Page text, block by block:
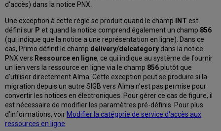
d'accès) dans la notice PNX.
Une exception à cette règle se produit quand le champ INT est
défini sur P et quand la notice comprend également un champ 856
(qui indique que la notice a une représentation en ligne). Dans ce
cas, Primo définit le champ delivery/delcategory dans la notice
PNX vers Ressource en ligne, ce qui indique au système de fournir
un lien vers la ressource en ligne via le champ 856plutôt que
d'utiliser directement Alma. Cette exception peut se produire si la
migration depuis un autre SIGB vers Alma n'est pas permise pour
convertir les notices en électroniques. Pour gérer ce cas de figure, il
est nécessaire de modifier les paramètres pré-définis. Pour plus
d'informations, voir Modifier la catégorie de service d'accès aux
ressources en ligne.